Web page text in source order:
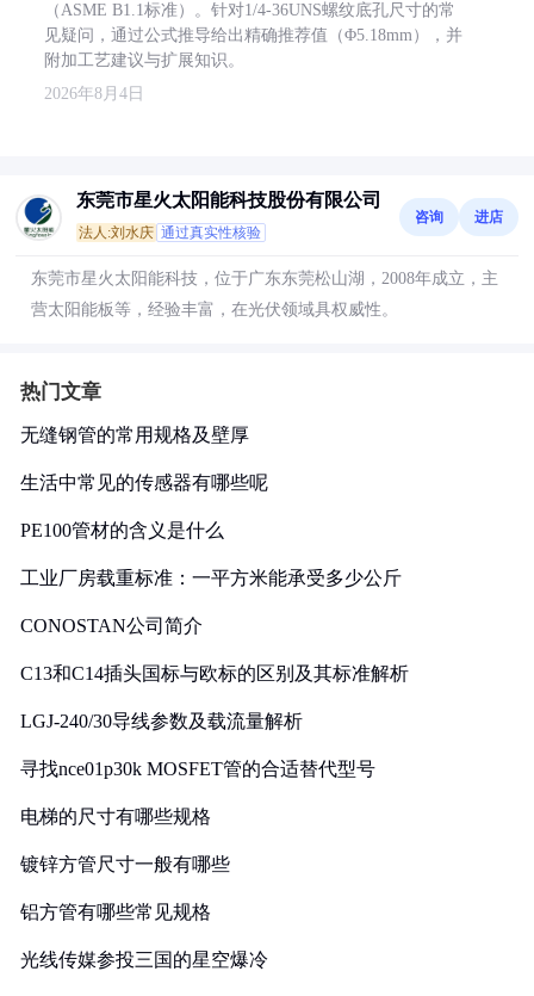
（ASME B1.1标准）。针对1/4-36UNS螺纹底孔尺寸的常
见疑问，通过公式推导给出精确推荐值（Φ5.18mm），并
附加工艺建议与扩展知识。
2026年8月4日
东莞市星火太阳能科技股份有限公司
法人:刘水庆 通过真实性核验
咨询 进店
东莞市星火太阳能科技，位于广东东莞松山湖，2008年成立，主
营太阳能板等，经验丰富，在光伏领域具权威性。
热门文章
无缝钢管的常用规格及壁厚
生活中常见的传感器有哪些呢
PE100管材的含义是什么
工业厂房载重标准：一平方米能承受多少公斤
CONOSTAN公司简介
C13和C14插头国标与欧标的区别及其标准解析
LGJ-240/30导线参数及载流量解析
寻找nce01p30k MOSFET管的合适替代型号
电梯的尺寸有哪些规格
镀锌方管尺寸一般有哪些
铝方管有哪些常见规格
光线传媒参投三国的星空爆冷